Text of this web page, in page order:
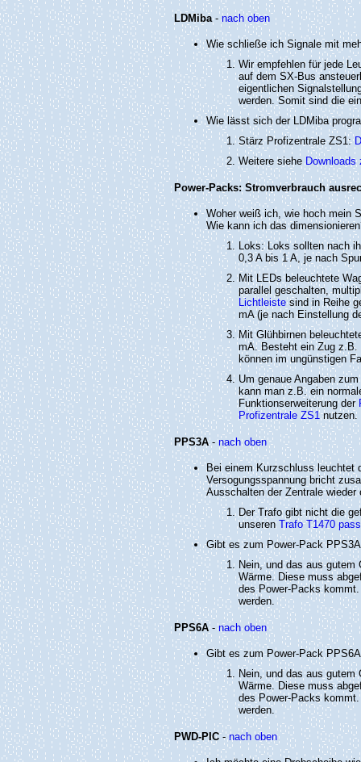
LDMiba-nach oben
Wie schließe ich Signale mit
Wir empfehlen für jede
auf dem SX-Bus
eigentlichen
werden. Somit sind die
Wie lässt sich der LDMiba
Stärz Profizentrale ZS1:
Weitere sieheDownloads
Power-Packs: Stromverbrauch
Woher weiß ich, wie hoch mein
Wie kann ich das
Loks: Loks sollten nach
0,3 A bis 1 A, je nach
Mit LEDs beleuchtete
parallel geschalten,
Lichtleistesind in Reihe
mA (je nach Einstellung
Mit Glühbirnen
mA. Besteht ein Zug z.B.
können im ungünstigen
Um genaue Angaben
kann man z.B. ein
Funktionserweiterung der
Profizentrale ZS1nutzen.
PPS3A-nach oben
Bei einem Kurzschluss leuchtet
Versogungsspannung bricht
Ausschalten der Zentrale wieder
Der Trafo gibt nicht die
unseren Trafo T1470
Gibt es zum Power-Pack
Nein, und das aus
Wärme. Diese muss
des Power-Packs
werden.
PPS6A-nach oben
Gibt es zum Power-Pack
Nein, und das aus gutem
Wärme. Diese muss
des Power-Packs
werden.
PWD-PIC-nach oben